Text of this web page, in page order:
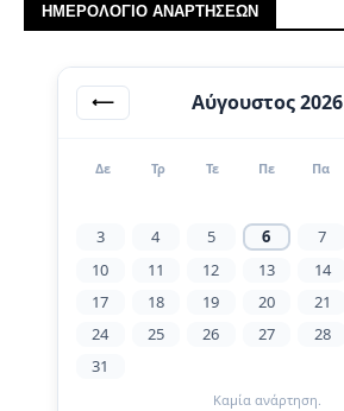
ΗΜΕΡΟΛΟΓΙΟ ΑΝΑΡΤΗΣΕΩΝ
⟵ Αύγουστος 2026
Δε Τρ Τε Πε Πα
3
4 5 6 7
10
11 12 13 14
17
18 19 20 21
24
25 26 27 28
31
Καμία ανάρτηση.